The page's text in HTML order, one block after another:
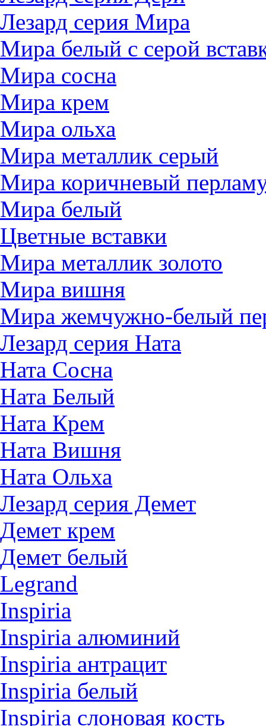
Лезард серия Мира
Мира белый c серой
Мира сосна
Мира крем
Мира ольха
Мира металлик серый
Мира коричневый
Мира белый
Цветные вставки
Мира металлик золото
Мира вишня
Мира жемчужно-белый
Лезард серия Ната
Ната Сосна
Ната Белый
Ната Крем
Ната Вишня
Ната Ольха
Лезард серия Демет
Демет крем
Демет белый
Legrand
Inspiria
Inspiria алюминий
Inspiria антрацит
Inspiria белый
Inspiria слоновая кость